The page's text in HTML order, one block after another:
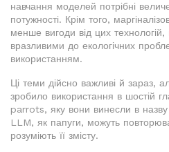
навчання моделей потрібні
потужності. Крім того,
менше вигоди від цих
вразливими до екологічних
використанням.
Ці теми дійсно важливі й зараз,
зробило використання в шостій
parrots, яку вони винесли в назву
LLM, як папуги, можуть
розуміють її змісту.